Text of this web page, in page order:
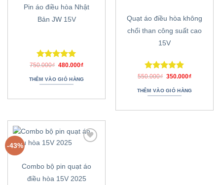
sách
Pin áo điều hòa Nhật
Bản JW 15V
Được xếp
5 sao
750.000₫ Giá
là:
750.000₫.
480.000₫Giá
tại
là:
THÊM VÀO GIỎ HÀNG
thích
Quạt áo điều hòa không
chổi than công suất cao
15V
Được xếp
5 sao
550.000₫ Giá
là:
550.000₫.
350.000₫Giá
tại
là:
THÊM VÀO GIỎ HÀNG
-43%
sách
thích
Combo bộ pin quạt áo
điều hòa 15V 2025